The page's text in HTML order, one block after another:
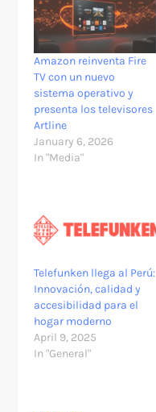
Amazon reinventa Fire
TV con un nuevo
sistema operativo y
presenta los televisores
Artline
January 6, 2026
In "Media"
Telefunken llega al Perú:
Innovación, calidad y
accesibilidad para el
hogar moderno
April 9, 2025
In "General"